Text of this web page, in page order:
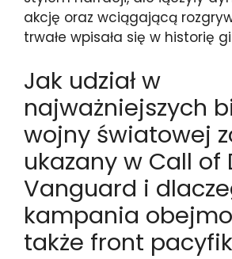
akcję oraz wciągającą
trwałe wpisała się w historię
Jak udział w
najważniejszych
wojny światowej
ukazany w Call of
Vanguard i
kampania
także front